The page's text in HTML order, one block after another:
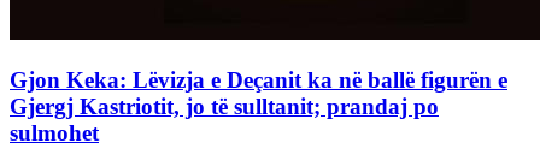
Gjon Keka: Lëvizja e Deçanit ka në ballë figurën e
Gjergj Kastriotit, jo të sulltanit; prandaj po
sulmohet